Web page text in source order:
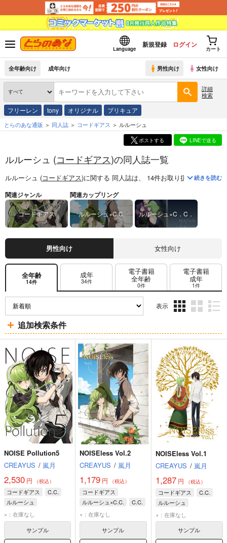
Language
新規登録 ログイン
カート
全年齢向け 成年向け 男性向け 女性向け
詳細
検索
フリーレン tony オリジナル プリキュア
とらのあな通販 同人誌 コードギアス ルルーシュ
ポストする LINEで送る
ルルーシュ (コードギアス)の同人誌一覧
ルルーシュ (コードギアス)に関する 同人誌は、 14件お取り扱いがござい
続きを読む
関連ジャンル
コードギアス
関連カップリング
ルルーシュ×C.C. ルルーシュ×C．C．
男性向け 女性向け
全年齢
14件
成年
34件
電子書籍
全年齢
0件
電子書籍
成年
1件
表示
ム
表
示
ム
表
示
ム
表
追加検索条件
NOISE Pollution5
CREAYUS / 嵐月
2,530 円 （税込）
コードギアス
C.C.
ルルーシュ
×：在庫なし
サンプル
NOISEless Vol.2
CREAYUS / 嵐月
1,179 円 （税込）
コードギアス
ルルーシュ×C.C.
C.C.
ルルーシュ
×：在庫なし
サンプル
NOISEless Vol.1
CREAYUS / 嵐月
1,287円 （税込）
コードギアス
C.C.
ルルーシュ
×：在庫なし
サンプル